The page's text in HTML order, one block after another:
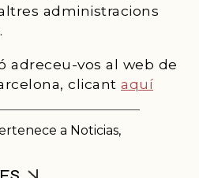
administracions
adreceu-vos al web de
clicant aquí
a Noticias,